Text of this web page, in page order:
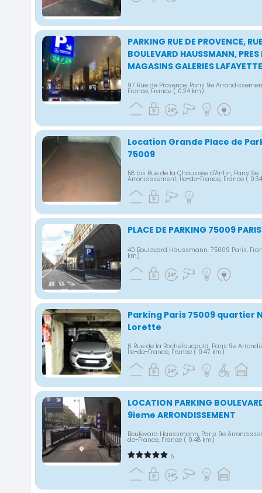
PARKING RUE DE PROVENCE,
BOULEVARD HAUSSMANN,
MAGASINS GALERIES LAFAYETTE
97 Rue de Provence, Paris 9e
France, France ( 0.24 km)
Location Grande Place de
75009
58 bis Rue de la Chaussée d'Antin, Paris 9e
Arrondissement, Île-de-France, France (
PLACE DE PARKING 75009 PARIS
40 Boulevard Haussmann, 75009 Paris,
km)
Parking Paris 75009 quartier
Lorette
6 Rue de la Rochefoucauld, Paris 9e
Île-de-France, France ( 0.47 km)
LOCATION PARKING
9ieme ARRONDISSEMENT
Boulevard Haussmann, Paris 9e
de-France, France ( 0.48 km)
5